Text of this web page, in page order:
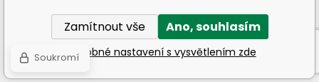
Tvorba a pronájem eshopůBINARGON.cz
Zamítnout vše Ano, souhlasím
Podrobné nastavení s vysvětlením zde
Soukromí